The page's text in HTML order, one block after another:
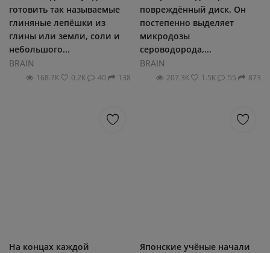
готовить так называемые
глиняные лепёшки из
глины или земли, соли и
небольшого...
BRAIN
168.7К 0.2К 40 138
повреждённый диск. Он
постепенно выделяет
микродозы
сероводорода,...
BRAIN
207.3К 1.5К 55 873
На концах каждой
Японские учёные начали